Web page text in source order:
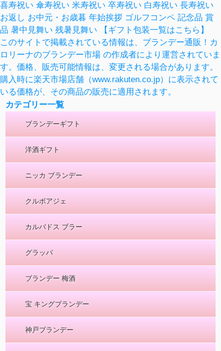
喜寿祝い 傘寿祝い 米寿祝い 卒寿祝い 白寿祝い 長寿祝い
お返し お中元・お歳暮 年始挨拶 ゴルフコンペ 記念品 賞
品 暑中見舞い 残暑見舞い 【ギフト包装一覧はこちら】
このサイトで掲載されている情報は、ブランデー通販！カ
ロリーナのブランデー市場 の作成者により運営されていま
す。価格、販売可能情報は、変更される場合があります。
購入時に楽天市場店舗（www.rakuten.co.jp）に表示されて
いる価格が、その商品の販売に適用されます。
カテゴリー一覧
ブランデーギフト
洋酒ギフト
ニッカ ブランデー
クルボアジェ
カルバドス ブラー
グラッパ
ブランデー 梅酒
宝 キングブランデー
神戸ブランデー